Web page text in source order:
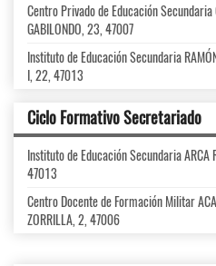
Centro Privado de Educación Secundaria
GABILONDO, 23, 47007
Instituto de Educación Secundaria
I, 22, 47013
Ciclo Formativo Secretariado
Instituto de Educación Secundaria ARCA
47013
Centro Docente de Formación Militar
ZORRILLA, 2, 47006